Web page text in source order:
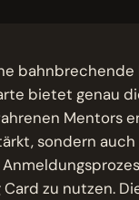
bietet genau
Mentors
sondern
zu nutzen.